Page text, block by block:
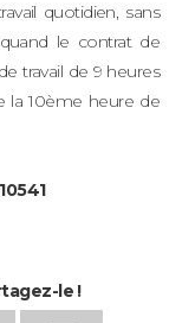
quotidien, sans
le contrat de
travail de 9 heures
la 10ème heure de
le !